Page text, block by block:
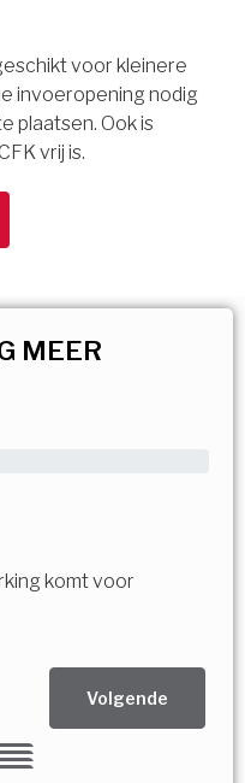
voor kleinere
invoeropening nodig
plaatsen. Ook is
vrij is.
MEER
komt voor
Volgende